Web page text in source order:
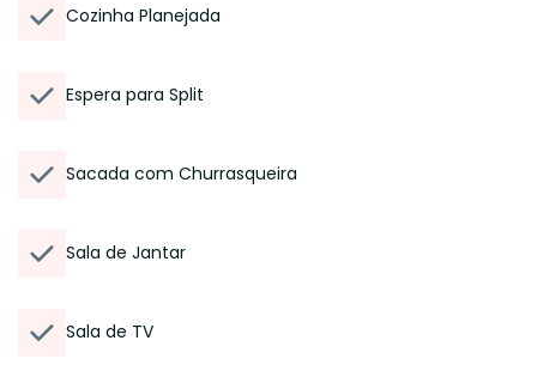
Cozinha Planejada
Espera para Split
Sacada com Churrasqueira
Sala de Jantar
Sala de TV